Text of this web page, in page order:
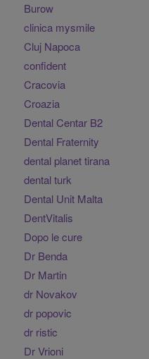
Burow
clinica mysmile
Cluj Napoca
confident
Cracovia
Croazia
Dental Centar B2
Dental Fraternity
dental planet tirana
dental turk
Dental Unit Malta
DentVitalis
Dopo le cure
Dr Benda
Dr Martin
dr Novakov
dr popovic
dr ristic
Dr Vrioni